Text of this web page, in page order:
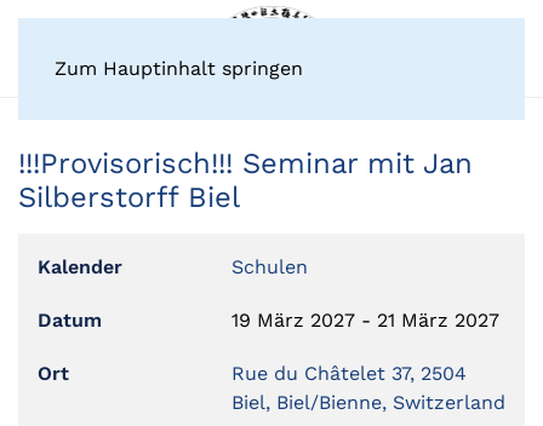
Zum Hauptinhalt springen
!!!Provisorisch!!! Seminar mit Jan
Silberstorff Biel
Kalender Schulen
Datum 19 März 2027 - 21 März 2027
Ort
Rue du Châtelet 37, 2504
Biel, Biel/Bienne, Switzerland